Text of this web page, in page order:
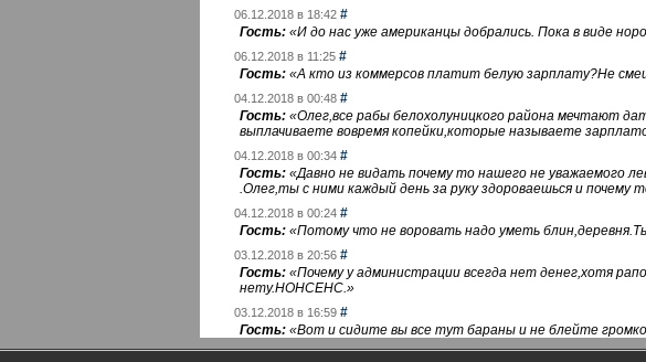
06.12.2018 в 18:42 #
Гость: «И до нас уже американцы добрались. Пока в виде
06.12.2018 в 11:25 #
Гость: «А кто из коммерсов платит белую зарплату?Не
04.12.2018 в 00:48 #
Гость: «Олег,все рабы белохолуницкого района мечтают
выплачиваете вовремя копейки,которые называете
04.12.2018 в 00:34 #
Гость: «Давно не видать почему то нашего не
.Олег,ты с ними каждый день за руку здороваешься и почему
04.12.2018 в 00:24 #
Гость: «Потому что не воровать надо уметь
03.12.2018 в 20:56 #
Гость: «Почему у администрации всегда нет денег,хотя
нету.НОНСЕНС.»
03.12.2018 в 16:59 #
Гость: «Вот и сидите вы все тут бараны и не блейте